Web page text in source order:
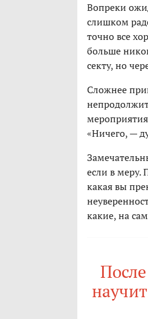
Вопреки
слишком
точно все
больше
секту, но
Сложнее
«Ничего, —
если в меру.
какая вы
какие, на